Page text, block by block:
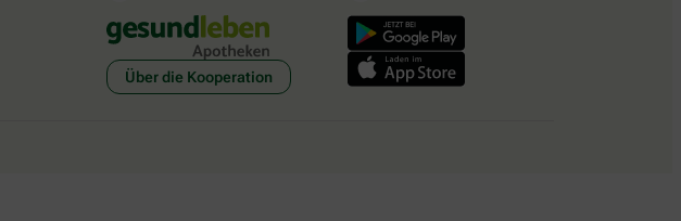
Über die Kooperation